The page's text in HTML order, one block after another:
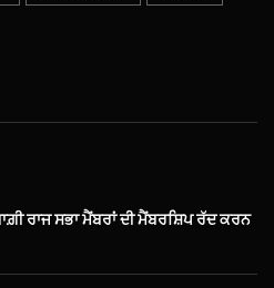
ਰਾਜ ਸਭਾ ਮੈਂਬਰਾਂ ਦੀ ਮੈਂਬਰਸ਼ਿਪ ਰੱਦ ਕਰਨ